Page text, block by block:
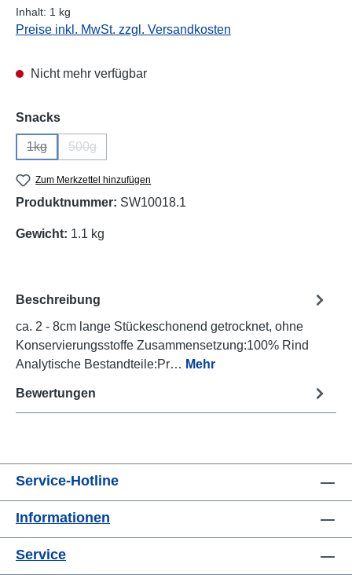
Inhalt: 1 kg
Preise inkl. MwSt. zzgl. Versandkosten
Nicht mehr verfügbar
Snacksauswählen
1kg
(Diese Option ist zurzeit nicht verfügbar.)
500g
(Diese Option ist zurzeit nicht verfügbar.)
Zum Merkzettel hinzufügen
Produktnummer: SW10018.1
Gewicht: 1.1 kg
Beschreibung
ca. 2 - 8cm lange Stückeschonend getrocknet, ohne
Konservierungsstoffe Zusammensetzung:100% Rind
Analytische Bestandteile:Pr… Mehr
Bewertungen
Service-Hotline
Informationen
Service